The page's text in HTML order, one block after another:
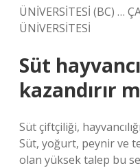
ÜNİVERSİTESİ (BC) …
ÜNİVERSİTESİ
Süt
kazandırır
Süt çiftçiliği,
Süt, yoğurt, peynir ve
olan yüksek talep bu